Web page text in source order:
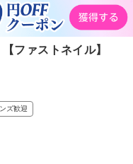
ファストネイル】
ズ歓迎